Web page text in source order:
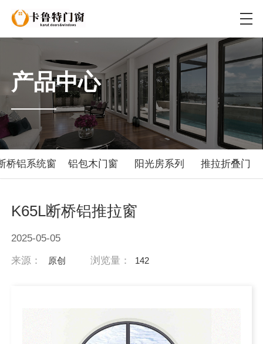
产品中心
桥铝系统窗 铝包木门窗 阳光房系列 推拉折叠门
K65L断桥铝推拉窗
2025-05-05
来源： 原创 浏览量： 142